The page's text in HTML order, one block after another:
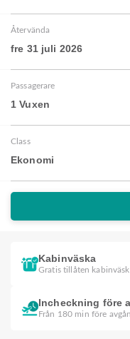
Återvända
fre 31 juli 2026
Passagerare
1 Vuxen
Class
Ekonomi
Kabinväska
Gratis tillåten
Incheckning före
Från 180 min före